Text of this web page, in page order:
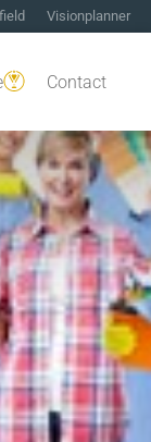
Visionplanner
Contact